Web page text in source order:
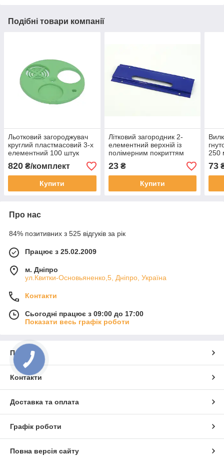
Подібні товари компанії
Льотковий загороджувач
круглий пластмасовий 3-х
елементний 100 штук
Безкоштовна доставка
820 ₴/комплект
Купити
Літковий загородник 2-
елементний верхній із
полімерним покриттям
23₴
Купити
250
73
Про нас
84% позитивних з 525 відгуків за рік
Працює з 25.02.2009
м. Дніпро
ул.Квитки-Основьяненко,5, Дніпро, Україна
Контакти
Сьогодні працює з 09:00 до 17:00
Показати весь графік роботи
Про нас
Контакти
Доставка та оплата
Графік роботи
Повна версія сайту